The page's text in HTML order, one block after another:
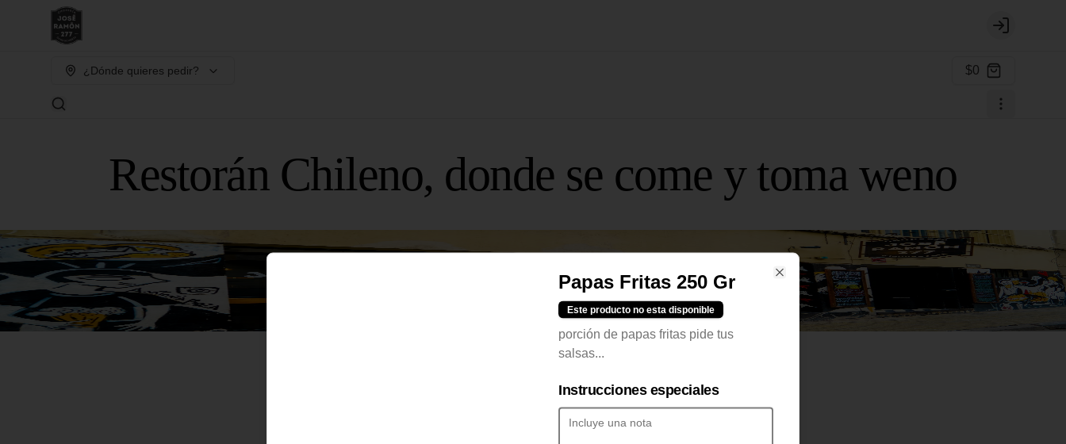
Login
¿Dónde quieres pedir? $0
Restorán Chileno, donde se come y toma weno
Papas Fritas 250 Gr
Este producto no esta disponible
porción de papas fritas pide tus
salsas...
Instrucciones especiales
Close